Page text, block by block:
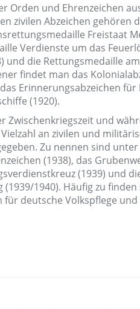
Orden und Ehrenzeichen
zivilen Abzeichen gehören
Freistaat
Verdienste um das
und die Rettungsmedaille
findet man das
Erinnerungsabzeichen für
(1920).
Zwischenkriegszeit und
an zivilen und
Zu nennen sind
(1938), das
(1939) und
(1939/1940). Häufig zu
deutsche Volkspflege